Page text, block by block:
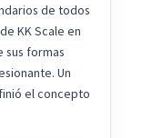
de todos
KK Scale en
sus formas
Un
el concepto